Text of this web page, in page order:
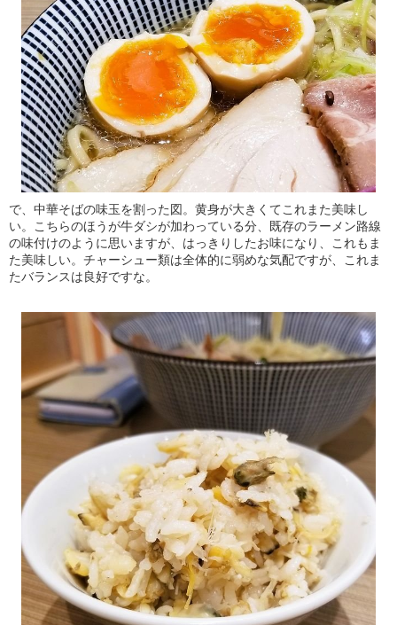
で、中華そばの味玉を割った図。黄身が大きくてこれまた美味し
い。こちらのほうが牛ダシが加わっている分、既存のラーメン路線
の味付けのように思いますが、はっきりしたお味になり、これもま
た美味しい。チャーシュー類は全体的に弱めな気配ですが、これま
たバランスは良好ですな。